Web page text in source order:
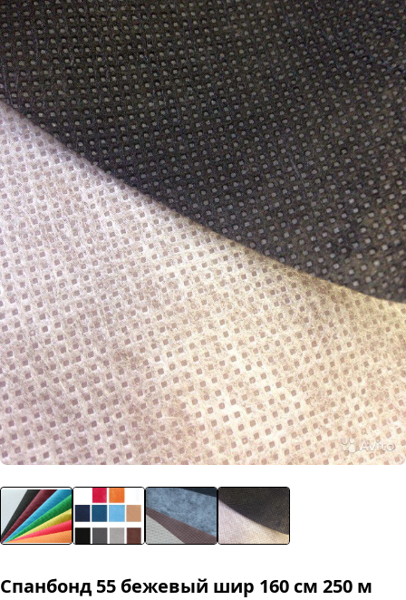
Спанбонд 55 бежевый шир 160 см 250 м